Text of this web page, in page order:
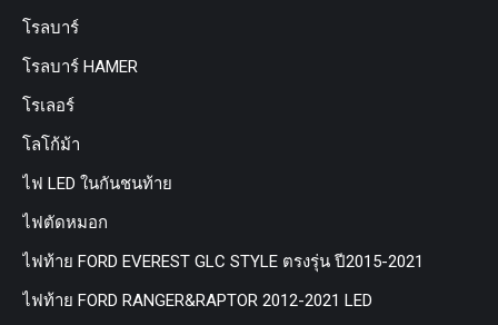
โรลบาร์
โรลบาร์ HAMER
โรเลอร์
โลโก้ม้า
ไฟ LED ในกันชนท้าย
ไฟตัดหมอก
ไฟท้าย FORD EVEREST GLC STYLE ตรงรุ่น ปี2015-2021
ไฟท้าย FORD RANGER&RAPTOR 2012-2021 LED